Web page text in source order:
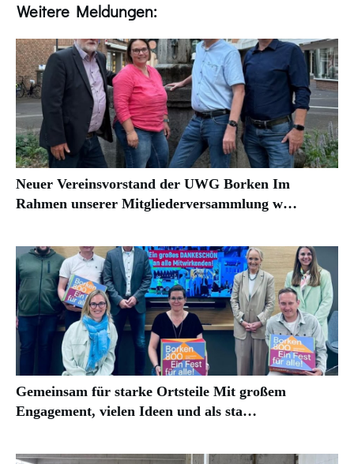
Weitere Meldungen:
Neuer Vereinsvorstand der UWG Borken Im
Rahmen unserer Mitgliederversammlung w…
Gemeinsam für starke Ortsteile Mit großem
Engagement, vielen Ideen und als sta…